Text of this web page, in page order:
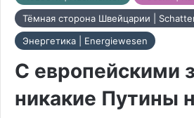
Тёмная сторона Швейцарии |
Энергетика | Energiewesen
С европейскими
никакие Путины